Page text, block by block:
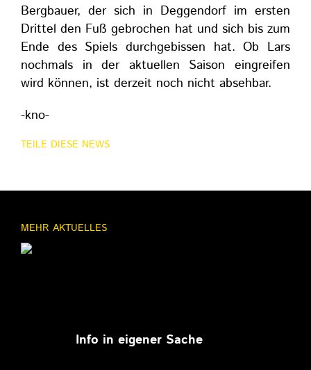
Bergbauer, der sich in Deggendorf im ersten
Drittel den Fuß gebrochen hat und sich bis zum
Ende des Spiels durchgebissen hat. Ob Lars
nochmals in der aktuellen Saison eingreifen
wird können, ist derzeit noch nicht absehbar.
-kno-
TEILE DIESE NEWS
MEHR AKTUELLES
Info in eigener Sache